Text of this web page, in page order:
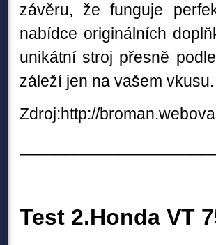
závěru, že funguje
nabídce originálních
unikátní stroj přesně
záleží jen na vašem vkusu.
Zdroj:http://
Test 2.Honda VT